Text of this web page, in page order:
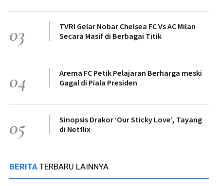
03
TVRI Gelar Nobar Chelsea FC Vs AC Milan
Secara Masif di Berbagai Titik
04
Arema FC Petik Pelajaran Berharga meski
Gagal di Piala Presiden
05
Sinopsis Drakor ‘Our Sticky Love’, Tayang
di Netflix
BERITA TERBARU LAINNYA